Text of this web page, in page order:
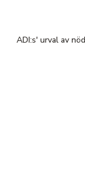
ADI:s' urval av